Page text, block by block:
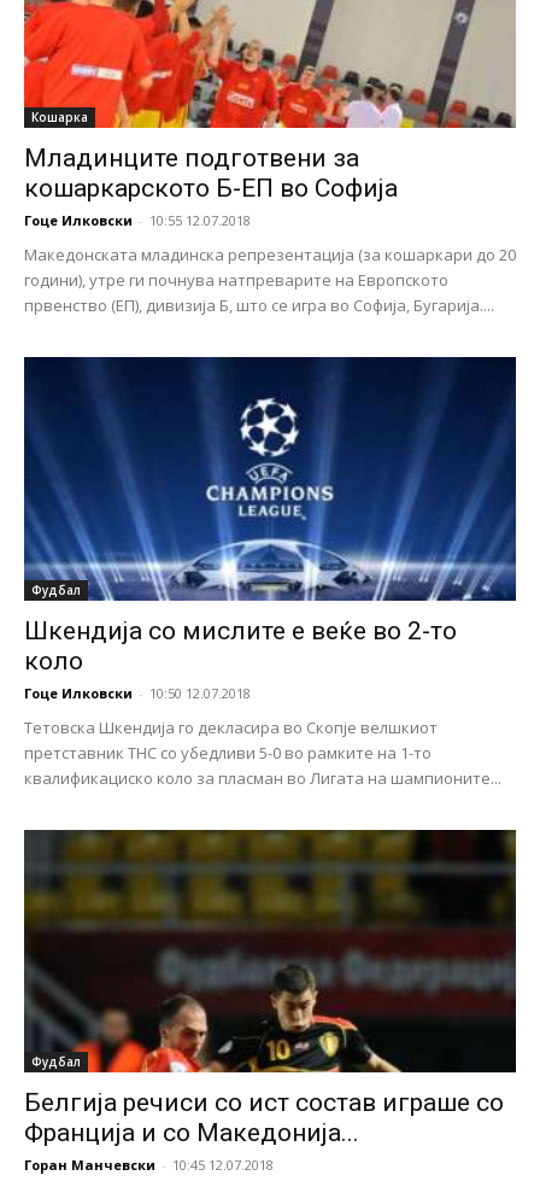
Кошарка
Младинците подготвени за
кошаркарското Б-ЕП во Софија
Гоце Илковски - 10:55 12.07.2018
Македонската младинска репрезентација (за кошаркари до 20
години), утре ги почнува натпреварите на Европското
првенство (ЕП), дивизија Б, што се игра во Софија, Бугарија....
Фудбал
Шкендија со мислите е веќе во 2-то
коло
Гоце Илковски - 10:50 12.07.2018
Тетовска Шкендија го декласира во Скопје велшкиот
претставник ТНС со убедливи 5-0 во рамките на 1-то
квалификациско коло за пласман во Лигата на шампионите...
Фудбал
Белгија речиси со ист состав играше со
Франција и со Македонија...
Горан Манчевски - 10:45 12.07.2018